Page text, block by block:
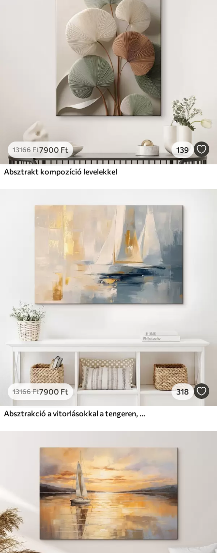
13166Ft7900 Ft 139
Absztrakt kompozíció levelekkel
13166Ft7900 Ft 318
Absztrakció a vitorlásokkal a tengeren, akril stílusban, naplemente